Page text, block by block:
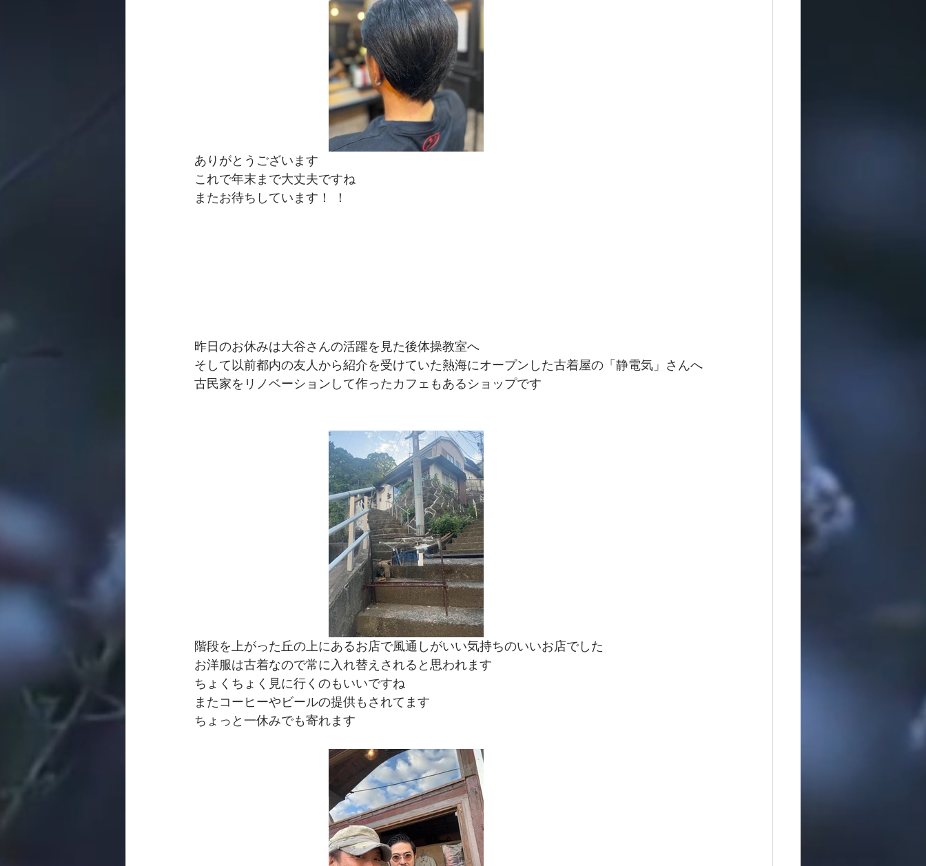
ありがとうございます
これで年末まで大丈夫ですね
またお待ちしています！ ！
昨日のお休みは大谷さんの活躍を見た後体操教室へ
そして以前都内の友人から紹介を受けていた熱海にオープンした古着屋の「静電気」さんへ
古民家をリノベーションして作ったカフェもあるショップです
階段を上がった丘の上にあるお店で風通しがいい気持ちのいいお店でした
お洋服は古着なので常に入れ替えされると思われます
ちょくちょく見に行くのもいいですね
またコーヒーやビールの提供もされてます
ちょっと一休みでも寄れます